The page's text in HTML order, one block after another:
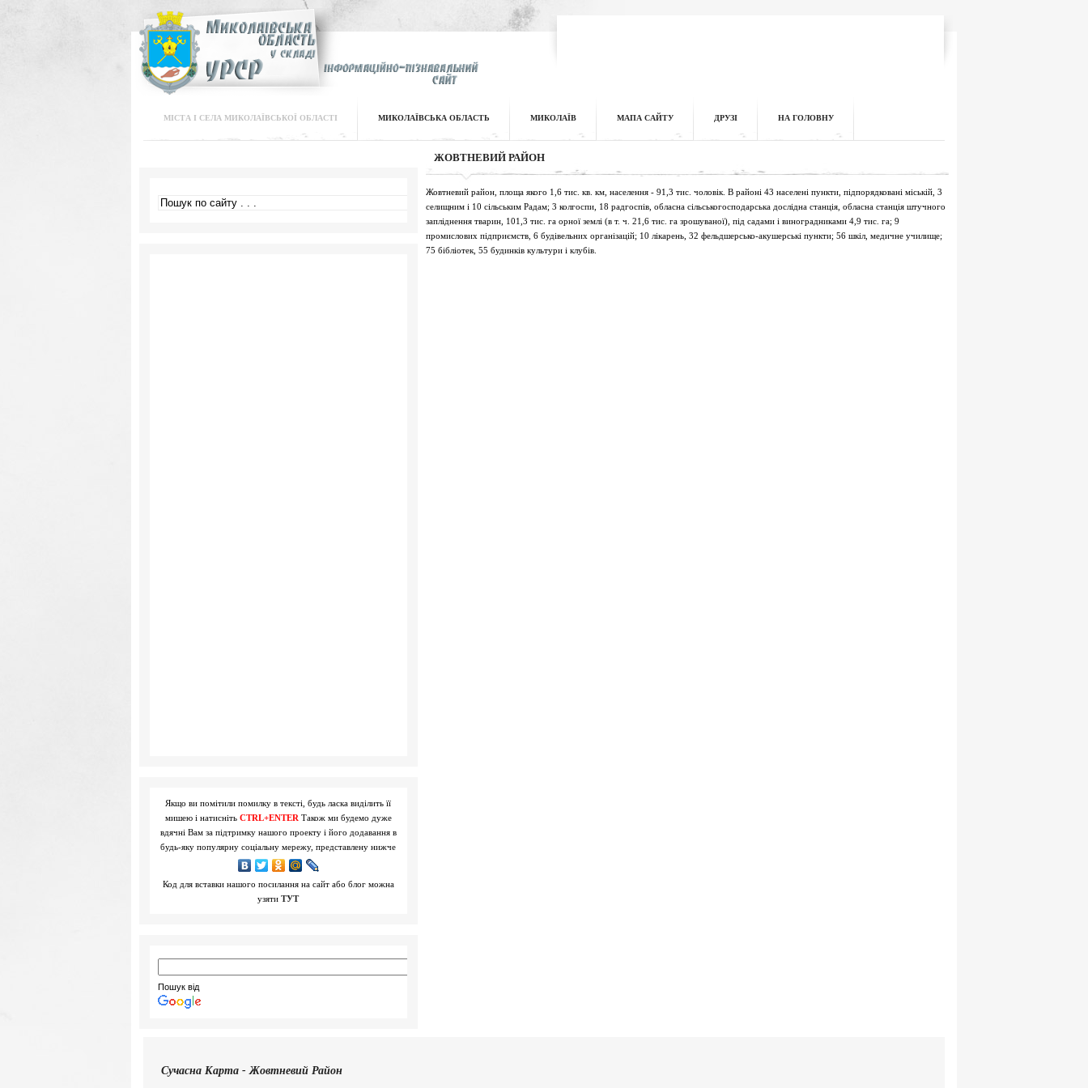
МІСТА І СЕЛА МИКОЛАЇВСЬКОЇ ОБЛАСТІ МИКОЛАЇВСЬКА ОБЛАСТЬ МИКОЛАЇВ МАПА САЙТУ ДРУЗІ НА ГОЛОВНУ
Якщо ви помітили помилку в тексті, будь ласка виділить її
мишею і натисніть CTRL+ENTER Також ми будемо дуже
вдячні Вам за підтримку нашого проекту і його додавання в
будь-яку популярну соціальну мережу, представлену нижче
Код для вставки нашого посилання на сайт або блог можна
узяти ТУТ
Пошук від
ЖОВТНЕВИЙ РАЙОН
Жовтневий район, площа якого 1,6 тис. кв. км, населення - 91,3 тис. чоловік. В районі 43 населені пункти, підпорядковані міській, 3
селищним і 10 сільським Радам; 3 колгоспи, 18 радгоспів, обласна сільськогосподарська дослідна станція, обласна станція штучного
запліднення тварин, 101,3 тис. га орної землі (в т. ч. 21,6 тис. га зрошуваної), під садами і виноградниками 4,9 тис. га; 9
промислових підприємств, 6 будівельних організацій; 10 лікарень, 32 фельдшерсько-акушерські пункти; 56 шкіл, медичне училище;
75 бібліотек, 55 будинків культури і клубів.
Сучасна Карта - Жовтневий Район